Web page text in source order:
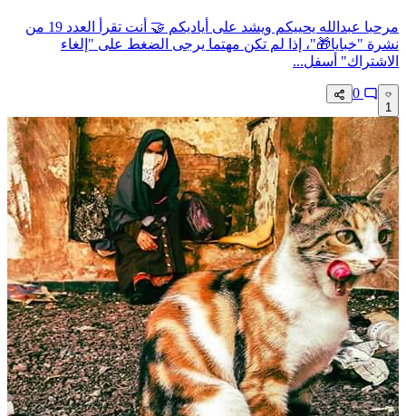
مرحبا عبدالله يحييكم ويشد على أياديكم 🤝 أنت تقرأ العدد 19 من
نشرة "خبايا🎁"، إذا لم تكن مهتما يرجى الضغط على "إلغاء
الاشتراك" أسفل...
1